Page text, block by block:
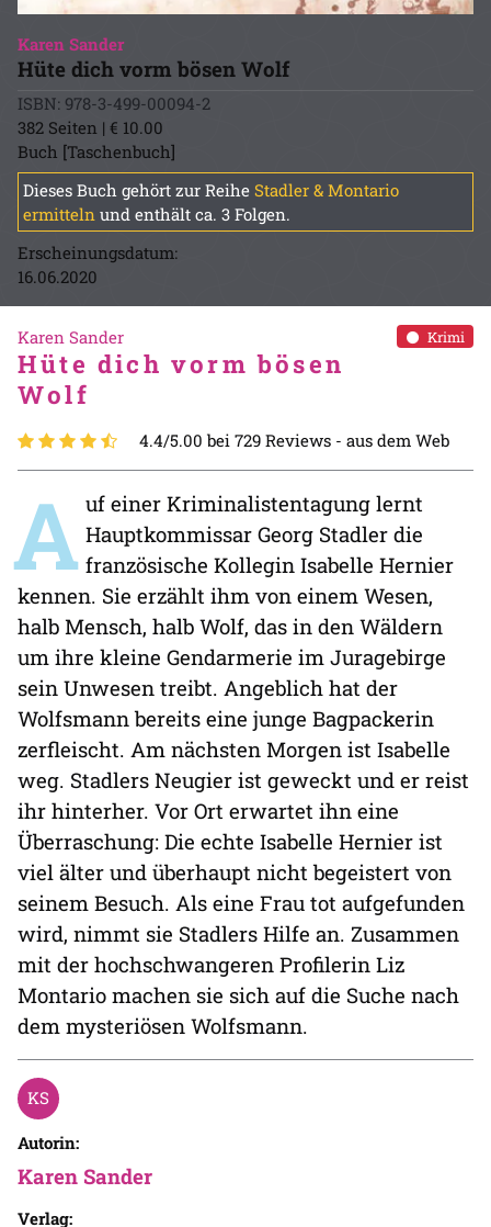
Karen Sander
Hüte dich vorm bösen Wolf
ISBN: 978-3-499-00094-2
382 Seiten | € 10.00
Buch [Taschenbuch]
Dieses Buch gehört zur Reihe Stadler & Montario
ermitteln und enthält ca. 3 Folgen.
Erscheinungsdatum:
16.06.2020
Krimi
Karen Sander
Hüte dich vorm bösen
Wolf
4.4/5.00 bei 729 Reviews - aus dem Web
A uf einer Kriminalistentagung lernt
Hauptkommissar Georg Stadler die
französische Kollegin Isabelle Hernier
kennen. Sie erzählt ihm von einem Wesen,
halb Mensch, halb Wolf, das in den Wäldern
um ihre kleine Gendarmerie im Juragebirge
sein Unwesen treibt. Angeblich hat der
Wolfsmann bereits eine junge Bagpackerin
zerfleischt. Am nächsten Morgen ist Isabelle
weg. Stadlers Neugier ist geweckt und er reist
ihr hinterher. Vor Ort erwartet ihn eine
Überraschung: Die echte Isabelle Hernier ist
viel älter und überhaupt nicht begeistert von
seinem Besuch. Als eine Frau tot aufgefunden
wird, nimmt sie Stadlers Hilfe an. Zusammen
mit der hochschwangeren Profilerin Liz
Montario machen sie sich auf die Suche nach
dem mysteriösen Wolfsmann.
Autorin:
Karen Sander
Verlag: